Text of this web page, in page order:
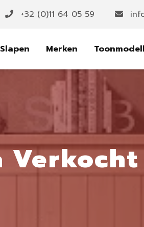
+32 (0)11 64 05 59
Slapen Merken
Verkocht